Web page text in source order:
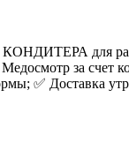
для
за
✅ Доставка